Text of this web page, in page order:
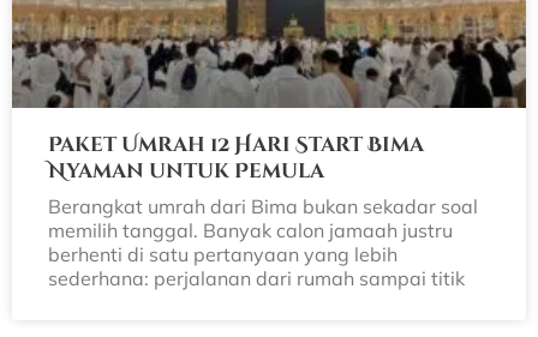
Paket Umrah 12 Hari Start Bima
Nyaman untuk Pemula
Berangkat umrah dari Bima bukan sekadar soal
memilih tanggal. Banyak calon jamaah justru
berhenti di satu pertanyaan yang lebih
sederhana: perjalanan dari rumah sampai titik